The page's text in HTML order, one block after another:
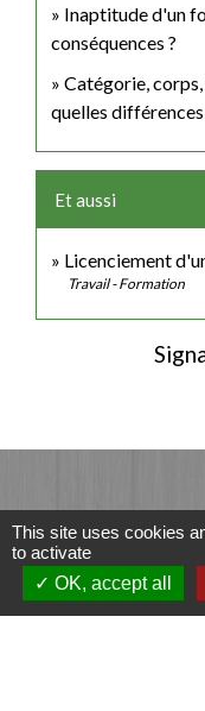
Inaptitude d'un
conséquences ?
Catégorie,
quelles différences
Et aussi
Licenciement
Travail - Formation
14 rue
35133
This site uses cookies
to activate
OK, accept all